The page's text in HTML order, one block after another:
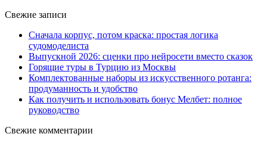
Свежие записи
Сначала корпус, потом краска: простая логика
судомоделиста
Выпускной 2026: сценки про нейросети вместо сказок
Горящие туры в Турцию из Москвы
Комплектованные наборы из искусственного ротанга:
продуманность и удобство
Как получить и использовать бонус Мелбет: полное
руководство
Свежие комментарии